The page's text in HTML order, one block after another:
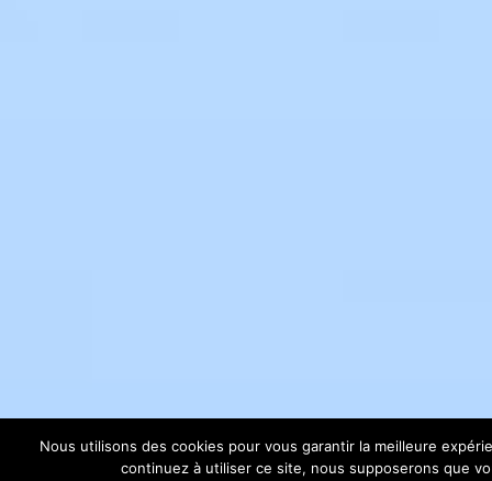
Nous utilisons des cookies pour vous garantir la meilleure
continuez à utiliser ce site, nous supposerons que